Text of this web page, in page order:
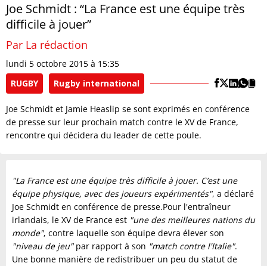
Joe Schmidt : “La France est une équipe très
difficile à jouer”
Par La rédaction
lundi 5 octobre 2015 à 15:35
RUGBY
Rugby international
Joe Schmidt et Jamie Heaslip se sont exprimés en conférence
de presse sur leur prochain match contre le XV de France,
rencontre qui décidera du leader de cette poule.
"La France est une équipe très difficile à jouer. C’est une
équipe physique, avec des joueurs expérimentés", a déclaré
Joe Schmidt en conférence de presse.Pour l'entraîneur
irlandais, le XV de France est "une des meilleures nations du
monde", contre laquelle son équipe devra élever son
"niveau de jeu"par rapport à son "match contre l'Italie".
Une bonne manière de redistribuer un peu du statut de